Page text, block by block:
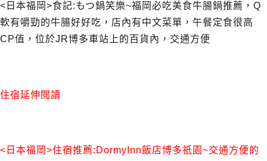
<日本福岡>食記:もつ鍋笑樂~福岡必吃美食牛腸鍋推薦，Q
軟有嚼勁的牛腸好好吃，店內有中文菜單，午餐定食很高
CP值，位於JR博多車站上的百貨內，交通方便
住宿延伸閱讀
<日本福岡>住宿推薦:DormyInn‎飯店博多祇園~交通方便的